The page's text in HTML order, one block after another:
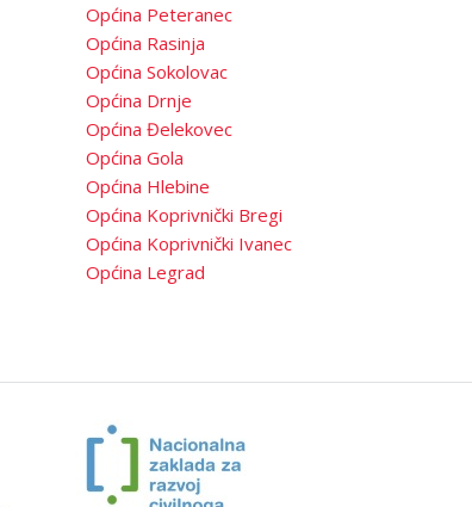
Općina Peteranec
Općina Rasinja
Općina Sokolovac
Općina Drnje
Općina Đelekovec
Općina Gola
Općina Hlebine
Općina Koprivnički Bregi
Općina Koprivnički Ivanec
Općina Legrad